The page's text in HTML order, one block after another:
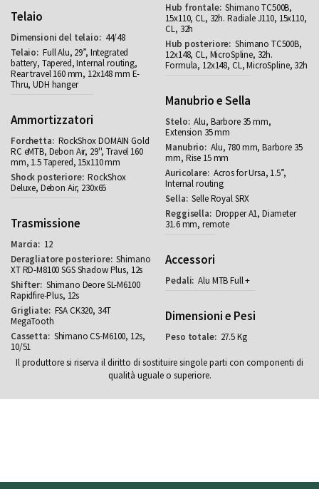
Telaio
44/48
Full Alu, 29”, Integrated
battery, Tapered, Internal routing,
Rear travel 160 mm, 12x148 mm E-
Thru, UDH hanger
Ammortizzatori
RockShox DOMAIN Gold
RC eMTB, Debon Air, 29'', Travel 160
mm, 1.5 Tapered, 15x110 mm
RockShox
Deluxe, Debon Air, 230x65
Trasmissione
12
Shimano
XT RD-M8100 SGS Shadow Plus, 12s
Shimano Deore SL-M6100
Rapidfire-Plus, 12s
FSA CK320, 34T
MegaTooth
Shimano CS-M6100, 12s,
10/51
Shimano TC500B,
15x110, CL, 32h. Radiale J110, 15x110,
CL, 32h
Shimano TC500B,
12x148, CL, MicroSpline, 32h.
Formula, 12x148, CL, MicroSpline, 32h
Manubrio e Sella
Alu, Barbore 35 mm,
Extension 35 mm
Alu, 780 mm, Barbore 35
mm, Rise 15 mm
Acros for Ursa, 1.5”,
Internal routing
Selle Royal SRX
Dropper A1, Diameter
31.6 mm, remote
Accessori
Alu MTB Full +
Dimensioni e Pesi
27.5 Kg
Il produttore si riserva il diritto di sostituire singole parti con componenti di
qualità uguale o superiore.